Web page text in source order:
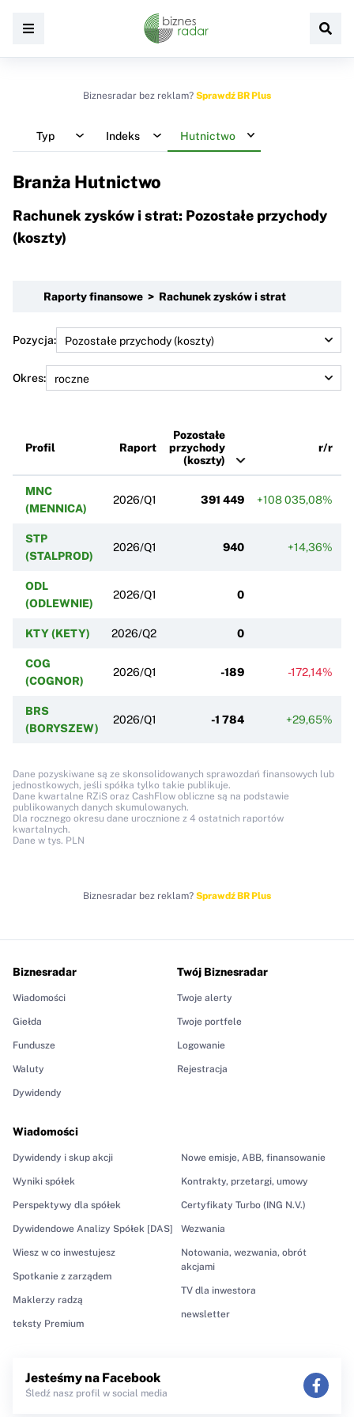
Biznesradar bez reklam? Sprawdź BR Plus
Typ Indeks Hutnictwo
Branża Hutnictwo
Rachunek zysków i strat: Pozostałe przychody
(koszty)
Raporty finansowe > Rachunek zysków i strat
Pozycja:
Okres:
Profil Raport
Pozostałe
przychody
(koszty)
r/r
MNC
(MENNICA)
2026/Q1 391 449 +108 035,08%
STP
(STALPROD)
2026/Q1 940 +14,36%
ODL
(ODLEWNIE)
2026/Q1 0
KTY (KETY) 2026/Q2 0
COG
(COGNOR)
2026/Q1 -189 -172,14%
BRS
(BORYSZEW)
2026/Q1 -1 784 +29,65%
Dane pozyskiwane są ze skonsolidowanych sprawozdań finansowych lub
jednostkowych, jeśli spółka tylko takie publikuje.
Dane kwartalne RZiS oraz CashFlow obliczne są na podstawie
publikowanych danych skumulowanych.
Dla rocznego okresu dane urocznione z 4 ostatnich raportów
kwartalnych.
Dane w tys. PLN
Biznesradar bez reklam? Sprawdź BR Plus
Biznesradar
Wiadomości
Giełda
Fundusze
Waluty
Dywidendy
Wiadomości
Dywidendy i skup akcji
Wyniki spółek
Perspektywy dla spółek
Dywidendowe Analizy Spółek [DAS]
Wiesz w co inwestujesz
Spotkanie z zarządem
Maklerzy radzą
teksty Premium
Nowe emisje, ABB, finansowanie
Kontrakty, przetargi, umowy
Certyfikaty Turbo (ING N.V.)
Wezwania
Notowania, wezwania, obrót
akcjami
TV dla inwestora
newsletter
Twój Biznesradar
Twoje alerty
Twoje portfele
Logowanie
Rejestracja
Jesteśmy na Facebook
Śledź nasz profil w social media